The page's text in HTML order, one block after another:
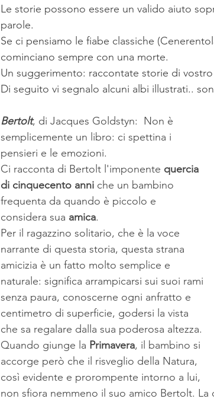
Le storie possono essere un valido aiuto
parole.
Se ci pensiamo le fiabe classiche
cominciano sempre con una morte.
Un suggerimento: raccontate storie di
Di seguito vi segnalo alcuni albi illustrati..
Bertolt, di Jacques Goldstyn:  Non è
semplicemente un libro: ci spettina i
pensieri e le emozioni.
Ci racconta di Bertolt l'imponente quercia
di cinquecento anni che un bambino
frequenta da quando è piccolo e
considera sua amica.
Per il ragazzino solitario, che è la voce
narrante di questa storia, questa strana
amicizia è un fatto molto semplice e
naturale: significa arrampicarsi sui suoi rami
senza paura, conoscerne ogni anfratto e
centimetro di superficie, godersi la vista
che sa regalare dalla sua poderosa altezza.
Quando giunge la Primavera, il bambino si
accorge però che il risveglio della Natura,
così evidente e prorompente intorno a lui,
non sfiora nemmeno il suo amico Bertolt.